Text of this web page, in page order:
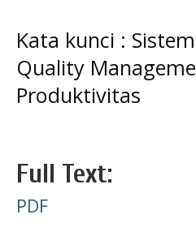
Kata kunci :
Quality
Produktivitas
Full Text:
PDF